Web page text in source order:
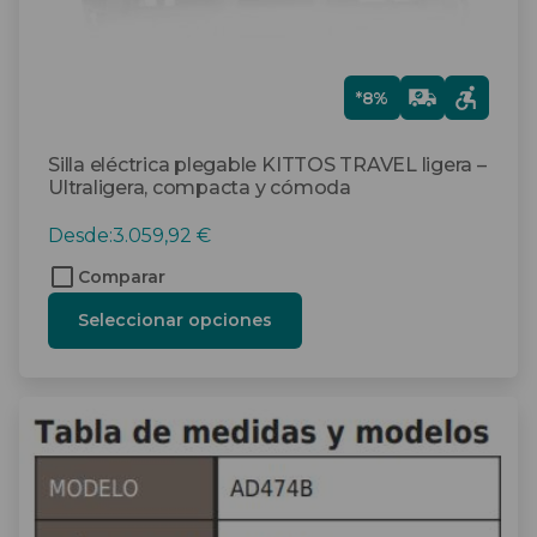
Silla eléctrica plegable KITTOS TRAVEL ligera –
Ultraligera, compacta y cómoda
*8%
Gra
tis
Desde:3.059,92 €
Comparar
Seleccionar opciones